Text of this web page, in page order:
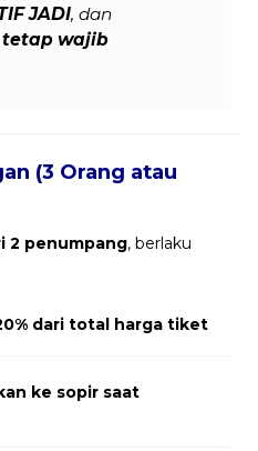
JADI, dan
wajib
(3 Orang atau
2 penumpang, berlaku
dari total harga tiket
ke sopir saat